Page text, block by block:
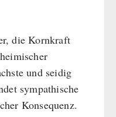
die Kornkraft
und seidig
sympathische
Konsequenz.